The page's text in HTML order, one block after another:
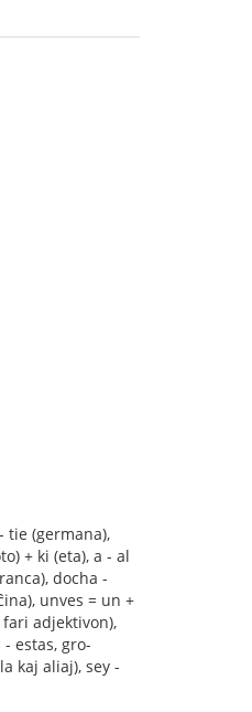
tie (germana),
+ ki (eta), a - al
docha -
unves = un +
adjektivon),
estas, gro-
kaj aliaj), sey -